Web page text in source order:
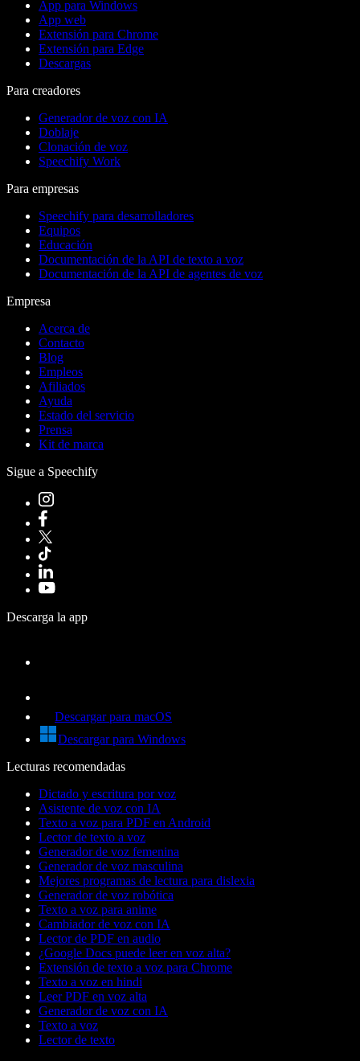
App para Windows
App web
Extensión para Chrome
Extensión para Edge
Descargas
Para creadores
Generador de voz con IA
Doblaje
Clonación de voz
Speechify Work
Para empresas
Speechify para desarrolladores
Equipos
Educación
Documentación de la API de texto a voz
Documentación de la API de agentes de voz
Empresa
Acerca de
Contacto
Blog
Empleos
Afiliados
Ayuda
Estado del servicio
Prensa
Kit de marca
Sigue a Speechify
Descarga la app
Descargar para macOS
Descargar para Windows
Lecturas recomendadas
Dictado y escritura por voz
Asistente de voz con IA
Texto a voz para PDF en Android
Lector de texto a voz
Generador de voz femenina
Generador de voz masculina
Mejores programas de lectura para dislexia
Generador de voz robótica
Texto a voz para anime
Cambiador de voz con IA
Lector de PDF en audio
¿Google Docs puede leer en voz alta?
Extensión de texto a voz para Chrome
Texto a voz en hindi
Leer PDF en voz alta
Generador de voz con IA
Texto a voz
Lector de texto